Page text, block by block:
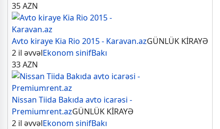
35AZN
Avto kiraye Kia Rio 2015 - Karavan.azGÜNLÜK KİRAYƏ
2 il əvvəlEkonom sinifBakı
33AZN
Nissan Tiida Bakıda avto icarəsi -
Premiumrent.azGÜNLÜK KİRAYƏ
2 il əvvəlEkonom sinifBakı